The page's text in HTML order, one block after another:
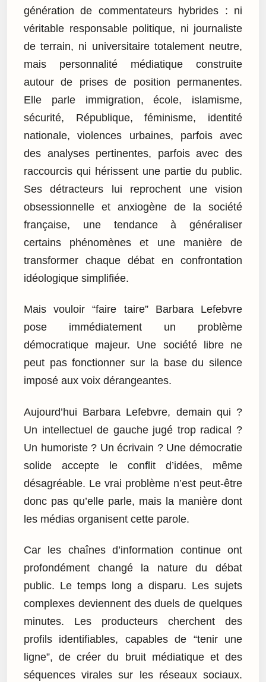
génération de commentateurs hybrides : ni
véritable responsable politique, ni journaliste
de terrain, ni universitaire totalement neutre,
mais personnalité médiatique construite
autour de prises de position permanentes.
Elle parle immigration, école, islamisme,
sécurité, République, féminisme, identité
nationale, violences urbaines, parfois avec
des analyses pertinentes, parfois avec des
raccourcis qui hérissent une partie du public.
Ses détracteurs lui reprochent une vision
obsessionnelle et anxiogène de la société
française, une tendance à généraliser
certains phénomènes et une manière de
transformer chaque débat en confrontation
idéologique simplifiée.
Mais vouloir “faire taire” Barbara Lefebvre
pose immédiatement un problème
démocratique majeur. Une société libre ne
peut pas fonctionner sur la base du silence
imposé aux voix dérangeantes.
Aujourd’hui Barbara Lefebvre, demain qui ?
Un intellectuel de gauche jugé trop radical ?
Un humoriste ? Un écrivain ? Une démocratie
solide accepte le conflit d’idées, même
désagréable. Le vrai problème n’est peut-être
donc pas qu’elle parle, mais la manière dont
les médias organisent cette parole.
Car les chaînes d’information continue ont
profondément changé la nature du débat
public. Le temps long a disparu. Les sujets
complexes deviennent des duels de quelques
minutes. Les producteurs cherchent des
profils identifiables, capables de “tenir une
ligne”, de créer du bruit médiatique et des
séquences virales sur les réseaux sociaux.